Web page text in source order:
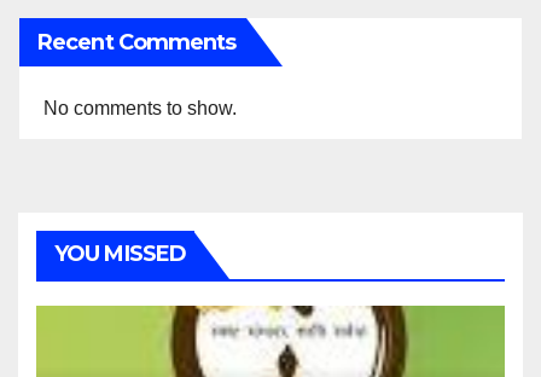
Recent Comments
No comments to show.
YOU MISSED